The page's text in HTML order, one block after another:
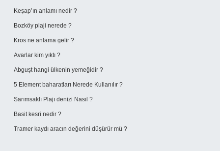
Keşap’ın anlamı nedir ?
Bozköy plaji nerede ?
Kros ne anlama gelir ?
Avarlar kim yıktı ?
Abguşt hangi ülkenin yemeğidir ?
5 Element baharatları Nerede Kullanılır ?
Sarımsaklı Plajı denizi Nasıl ?
Basit kesri nedir ?
Tramer kaydı aracın değerini düşürür mü ?